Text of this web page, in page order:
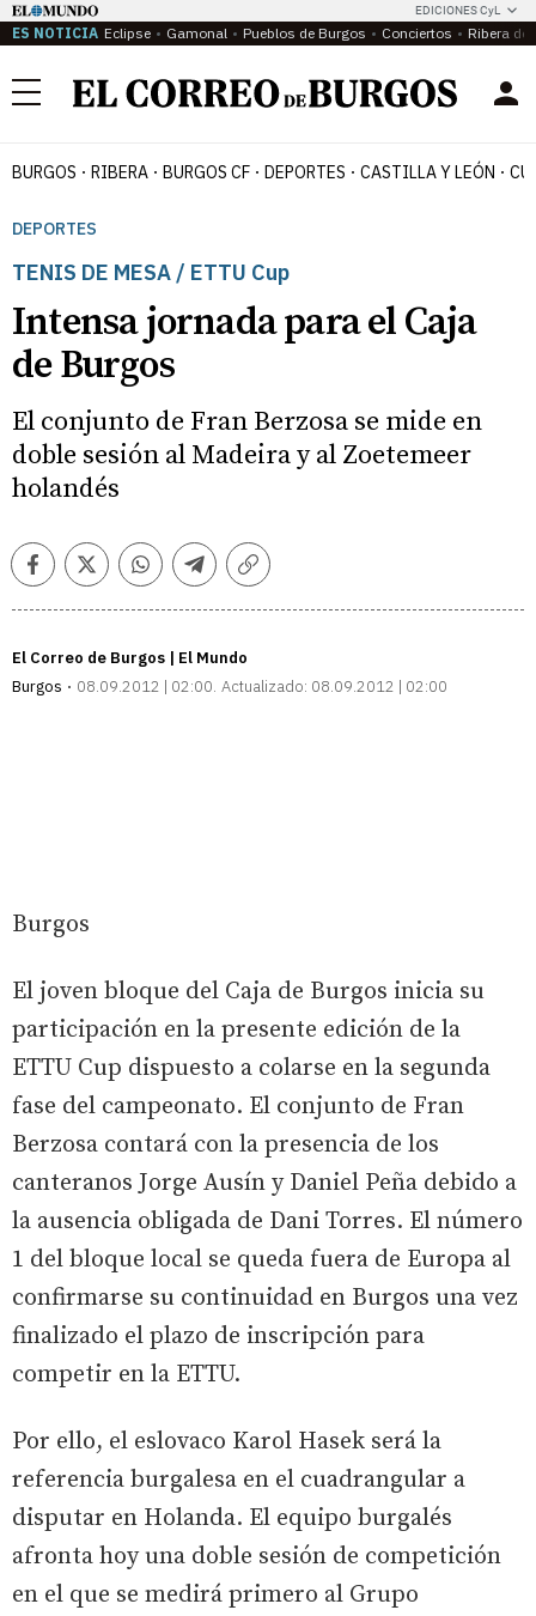
EDICIONES CyL
ES NOTICIA Eclipse Gamonal Pueblos de Burgos Conciertos Ribera del
Menú
BURGOS RIBERA BURGOS CF DEPORTES CASTILLA Y LEÓN
DEPORTES
TENIS DE MESA / ETTU Cup
Intensa jornada para el Caja
de Burgos
El conjunto de Fran Berzosa se mide en
doble sesión al Madeira y al Zoetemeer
holandés
FacebookTwitterWhatsappTelegramCopiar
El Correo de Burgos | El Mundo
Burgos
08.09.2012 | 02:00 Actualizado: 08.09.2012 | 02:00
Burgos
El joven bloque del Caja de Burgos inicia su
participación en la presente edición de la
ETTU Cup dispuesto a colarse en la segunda
fase del campeonato. El conjunto de Fran
Berzosa contará con la presencia de los
canteranos Jorge Ausín y Daniel Peña debido a
la ausencia obligada de Dani Torres. El número
1 del bloque local se queda fuera de Europa al
confirmarse su continuidad en Burgos una vez
finalizado el plazo de inscripción para
competir en la ETTU.
Por ello, el eslovaco Karol Hasek será la
referencia burgalesa en el cuadrangular a
disputar en Holanda. El equipo burgalés
afronta hoy una doble sesión de competición
en el que se medirá primero al Grupo